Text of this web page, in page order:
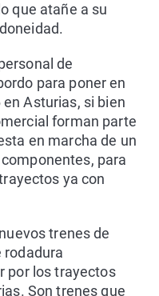
que atañe a su
de
para poner en
en Asturias, si bien
forman parte
en marcha de un
para
ya con
trenes de
rodadura
por los trayectos
Son trenes que